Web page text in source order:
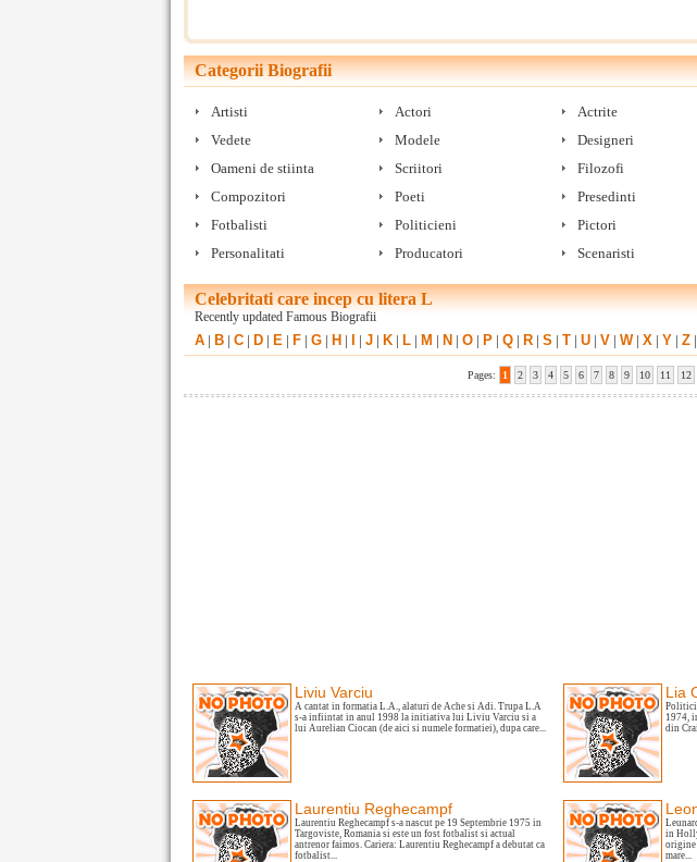
Categorii Biografii
Artisti Actori Actrite
Vedete
Modele Designeri
Oameni de stiinta
Scriitori Filozofi
Compozitori
Poeti Presedinti
Fotbalisti
Politicieni Pictori
Personalitati
Producatori Scenaristi
Celebritati care incep cu litera L
Recently updated Famous Biografii
A | B | C | D | E | F | G | H | | J | K | L | M | N | O | P | Q | R | S | T | U | V | W| X | Y | Z |
Pages: 1 2 3 4 5 6 7 8 9 10 11 12
Liviu Varciu
A cantat in formatia L.A., alaturi de Ache si Adi. Trupa L.A
s-a infiintat in anul 1998 la initiativa lui Liviu Varciu si a
lui Aurelian Ciocan (de aici si numele formatiei), dupa care...
Lia
1974,
din
Laurentiu Reghecampf
Laurentiu Reghecampf s-a nascut pe 19 Septembrie 1975 in
Targoviste, Romania si este un fost fotbalist si actual
antrenor faimos. Cariera: Laurentiu Reghecampf a debutat ca
fotbalist...
in
origine
mare...